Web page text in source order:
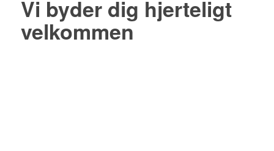
Vi byder dig hjerteligt
velkommen